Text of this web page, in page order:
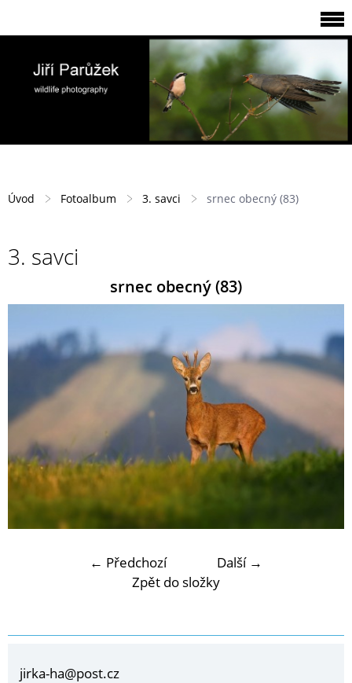
Úvod Fotoalbum 3. savci srnec obecný (83)
3. savci
srnec obecný (83)
← Předchozí
Další →
Zpět do složky
jirka-ha@post.cz